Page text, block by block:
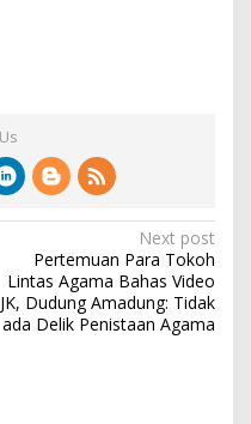
Next post
Pertemuan Para Tokoh
Lintas Agama Bahas Video
JK, Dudung Amadung: Tidak
ada Delik Penistaan Agama